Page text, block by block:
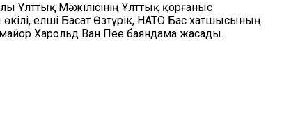
Ұлттық Мәжілісінің Ұлттық қорғаныс
елші Басат Өзтүрік, НАТО Бас хатшысының
Харольд Ван Пее баяндама жасады.